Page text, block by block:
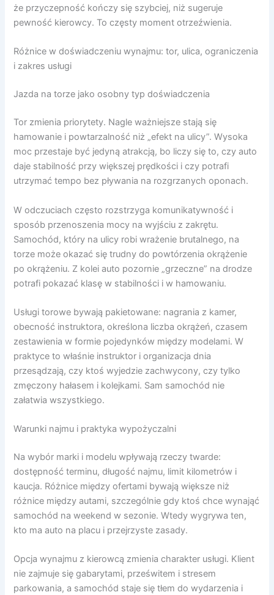
że przyczepność kończy się szybciej, niż sugeruje
pewność kierowcy. To częsty moment otrzeźwienia.
Różnice w doświadczeniu wynajmu: tor, ulica, ograniczenia
i zakres usługi
Jazda na torze jako osobny typ doświadczenia
Tor zmienia priorytety. Nagle ważniejsze stają się
hamowanie i powtarzalność niż „efekt na ulicy”. Wysoka
moc przestaje być jedyną atrakcją, bo liczy się to, czy auto
daje stabilność przy większej prędkości i czy potrafi
utrzymać tempo bez pływania na rozgrzanych oponach.
W odczuciach często rozstrzyga komunikatywność i
sposób przenoszenia mocy na wyjściu z zakrętu.
Samochód, który na ulicy robi wrażenie brutalnego, na
torze może okazać się trudny do powtórzenia okrążenie
po okrążeniu. Z kolei auto pozornie „grzeczne” na drodze
potrafi pokazać klasę w stabilności i w hamowaniu.
Usługi torowe bywają pakietowane: nagrania z kamer,
obecność instruktora, określona liczba okrążeń, czasem
zestawienia w formie pojedynków między modelami. W
praktyce to właśnie instruktor i organizacja dnia
przesądzają, czy ktoś wyjedzie zachwycony, czy tylko
zmęczony hałasem i kolejkami. Sam samochód nie
załatwia wszystkiego.
Warunki najmu i praktyka wypożyczalni
Na wybór marki i modelu wpływają rzeczy twarde:
dostępność terminu, długość najmu, limit kilometrów i
kaucja. Różnice między ofertami bywają większe niż
różnice między autami, szczególnie gdy ktoś chce wynająć
samochód na weekend w sezonie. Wtedy wygrywa ten,
kto ma auto na placu i przejrzyste zasady.
Opcja wynajmu z kierowcą zmienia charakter usługi. Klient
nie zajmuje się gabarytami, prześwitem i stresem
parkowania, a samochód staje się tłem do wydarzenia i